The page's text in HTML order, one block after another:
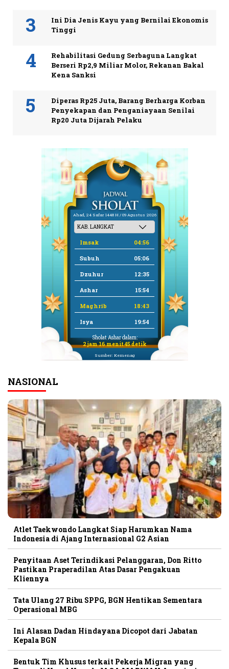
Ini Dia Jenis Kayu yang Bernilai Ekonomis
Tinggi
Rehabilitasi Gedung Serbaguna Langkat
Berseri Rp2,9 Miliar Molor, Rekanan Bakal
Kena Sanksi
Diperas Rp25 Juta, Barang Berharga Korban
Penyekapan dan Penganiayaan Senilai
Rp20 Juta Dijarah Pelaku
Ahad, 24 Safar 1448 H / 09 Agustus 2026
Imsak 04:56
Subuh 05:06
Dzuhur 12:35
Ashar 15:54
Maghrib 18:43
Isya 19:54
Sholat Ashar dalam:
2 jam 16 menit 45 detik
Sumber: Kemenag
NASIONAL
Atlet Taekwondo Langkat Siap Harumkan Nama
Indonesia di Ajang Internasional G2 Asian
Penyitaan Aset Terindikasi Pelanggaran, Don Ritto
Pastikan Praperadilan Atas Dasar Pengakuan
Kliennya
Tata Ulang 27 Ribu SPPG, BGN Hentikan Sementara
Operasional MBG
Ini Alasan Dadan Hindayana Dicopot dari Jabatan
Kepala BGN
Bentuk Tim Khusus terkait Pekerja Migran yang